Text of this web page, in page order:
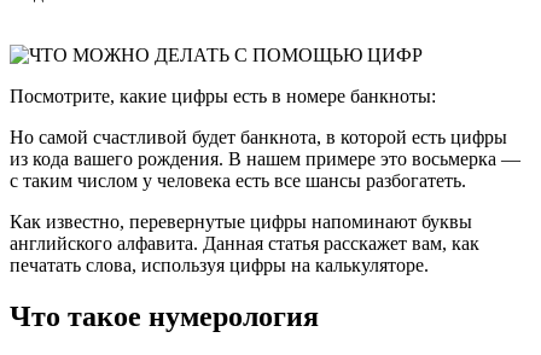
Посмотрите, какие цифры есть в номере банкноты:
Но самой счастливой будет банкнота, в которой есть цифры
из кода вашего рождения. В нашем примере это восьмерка —
с таким числом у человека есть все шансы разбогатеть.
Как известно, перевернутые цифры напоминают буквы
английского алфавита. Данная статья расскажет вам, как
печатать слова, используя цифры на калькуляторе.
Что такое нумерология